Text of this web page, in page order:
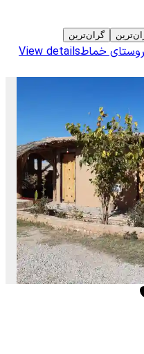
گران‌ترین
روستای خماطView details